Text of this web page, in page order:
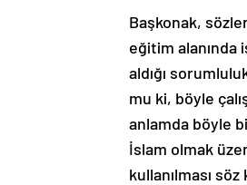
Başkonak,
eğitim alanında
aldığı
mu ki, böyle
anlamda böyle
İslam olmak
kullanılması